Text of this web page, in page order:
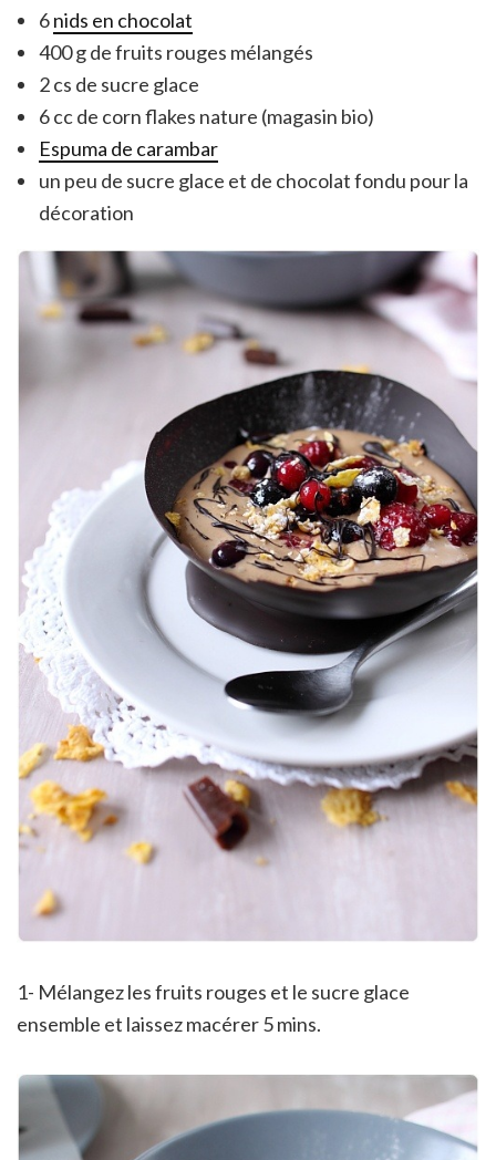
6nids en chocolat
400 g de fruits rouges mélangés
2 cs de sucre glace
6 cc de corn flakes nature (magasin bio)
Espuma de carambar
un peu de sucre glace et de chocolat fondu pour la
décoration
1- Mélangez les fruits rouges et le sucre glace
ensemble et laissez macérer 5 mins.